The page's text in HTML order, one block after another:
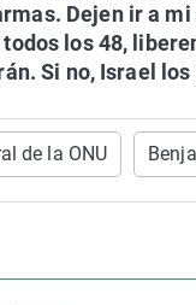
Dejen ir a
los 48,
Si no, Israel
de la ONU